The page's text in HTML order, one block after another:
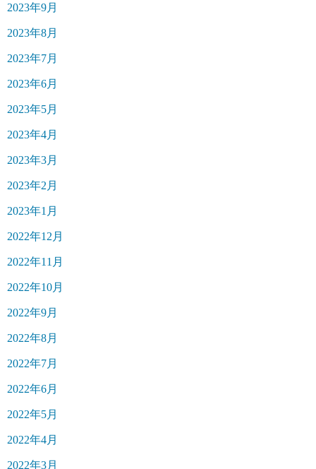
2023年9月
2023年8月
2023年7月
2023年6月
2023年5月
2023年4月
2023年3月
2023年2月
2023年1月
2022年12月
2022年11月
2022年10月
2022年9月
2022年8月
2022年7月
2022年6月
2022年5月
2022年4月
2022年3月